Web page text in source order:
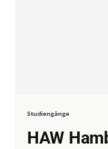
Studiengänge
HAW